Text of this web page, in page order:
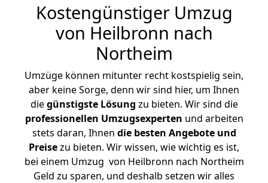
Kostengünstiger Umzug
von Heilbronn nach
Northeim
Umzüge können mitunter recht kostspielig sein,
aber keine Sorge, denn wir sind hier, um Ihnen
diegünstigste Lösung zu bieten. Wir sind die
professionellen Umzugsexperten und arbeiten
stets daran, Ihnen die besten Angebote und
Preisezu bieten. Wir wissen, wie wichtig es ist,
bei einem Umzug von Heilbronn nach Northeim
Geld zu sparen, und deshalb setzen wir alles